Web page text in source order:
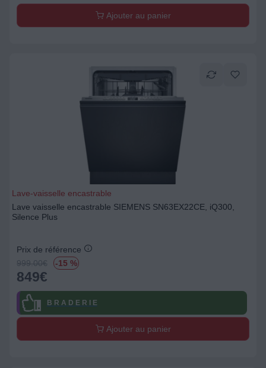
Ajouter au panier
Lave-vaisselle encastrable
Lave vaisselle encastrable SIEMENS SN63EX22CE, iQ300,
Silence Plus
Prix de référence
999.00€ -15 %
849€
B R A D E R I E
Ajouter au panier